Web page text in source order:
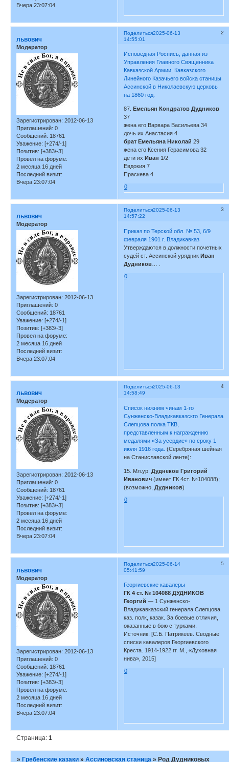
Вчера 23:07:04
Поделиться 2
2025-06-13
14:55:01
львович
Модератор
Зарегистрирован: 2012-06-13
Приглашений: 0
Сообщений: 18761
Уважение: [+274/-1]
Позитив: [+383/-3]
Провел на форуме:
2 месяца 16 дней
Последний визит:
Вчера 23:07:04
Исповедная Роспись, данная из
Управления Главного Священника
Кавказской Армии, Кавказского
Линейного Казачьего войска станицы
Ассинской в Николаевскую церковь
на 1860 год.
87.
Емельян Кондратов Дудников
37
жена его Варвара Васильева 34
дочь их Анастасия 4
брат Емельяна Николай 29
жена его Ксения Герасимова 32
дети их Иван 1/2
Евдокия 7
Праскева 4
0
Поделиться 3
2025-06-13
14:57:22
львович
Модератор
Зарегистрирован: 2012-06-13
Приглашений: 0
Сообщений: 18761
Уважение: [+274/-1]
Позитив: [+383/-3]
Провел на форуме:
2 месяца 16 дней
Последний визит:
Вчера 23:07:04
Приказ по Терской обл. № 53, 6/9
февраля 1901 г. Владикавказ
Утверждаются в должности почетных
судей ст. Ассинской урядникИван
Дудников
0
Поделиться 4
2025-06-13
14:58:49
львович
Модератор
Зарегистрирован: 2012-06-13
Приглашений: 0
Сообщений: 18761
Уважение: [+274/-1]
Позитив: [+383/-3]
Провел на форуме:
2 месяца 16 дней
Последний визит:
Вчера 23:07:04
Список нижним чинам 1-го
Сунженско-Владикавказскго Генерала
Слепцова полка ТКВ,
представленным к награждению
медалями «За усердие» по сроку 1
июля 1916 года. (Серебряная шейная
на Станиславской ленте):
15. Мл.ур.Дуднеков Григорий
Иванович (имеет ГК 4ст. №104088);
(возможно,Дудников)
0
Поделиться 5
2025-06-14
05:41:59
львович
Модератор
Зарегистрирован: 2012-06-13
Приглашений: 0
Сообщений: 18761
Уважение: [+274/-1]
Позитив: [+383/-3]
Провел на форуме:
2 месяца 16 дней
Последний визит:
Вчера 23:07:04
Георгиевские кавалеры
ГК 4 ст. № 104088 ДУДНИКОВ
Георгий — 1 Сунженско-
Владикавказский генерала Слепцова
каз. полк, казак. За боевые отличия,
оказанные в бою с турками.
Источник: [С.Б. Патрикеев. Сводные
списки кавалеров Георгиевского
Креста. 1914-1922 гг. М., «Духовная
нива», 2015]
0
Страница:1
»Гребенские казаки »Ассиновская станица »Род Дудниковых